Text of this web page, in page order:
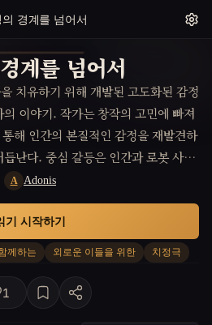
의 경계를 넘어서
계를 넘어서
치유하기 위해 개발된 고도화된 감정
이야기. 작가는 창작의 고민에 빠져
해 인간의 본질적인 감정을 재발견하
난다. 중심 갈등은 인간과 로봇 사이
한 감정의 가치를 탐색하는 것이다.
A Adonis
께하는 외로운 이들을 위한 치정극
기 시작하기
1